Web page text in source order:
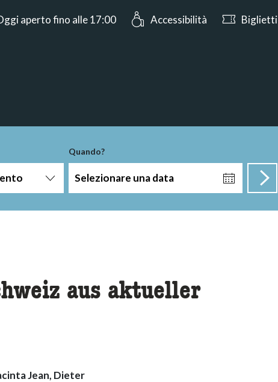
Oggi aperto fino alle 17:00
aperto fino alle 17:00 Accessibilità Biglietti
Quando?
Selezionare una data
aus aktueller
Jean, Dieter